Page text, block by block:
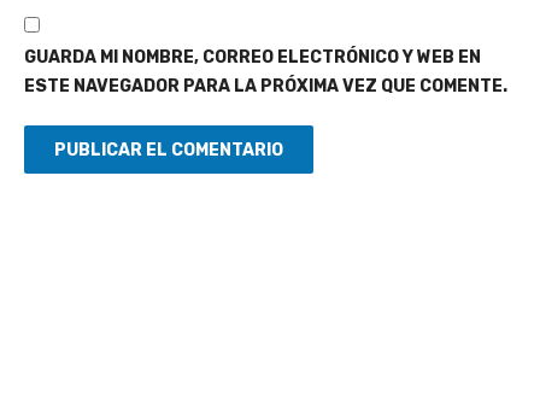
GUARDA MI NOMBRE, CORREO ELECTRÓNICO Y WEB EN
ESTE NAVEGADOR PARA LA PRÓXIMA VEZ QUE COMENTE.